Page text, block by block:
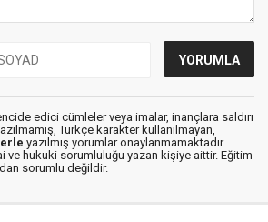
edici cümleler veya imalar, inançlara saldırı
Türkçe karakter kullanılmayan,
yazılmış yorumlar onaylanmamaktadır.
ve hukuki sorumluluğu yazan kişiye aittir. Eğitim
sorumlu değildir.